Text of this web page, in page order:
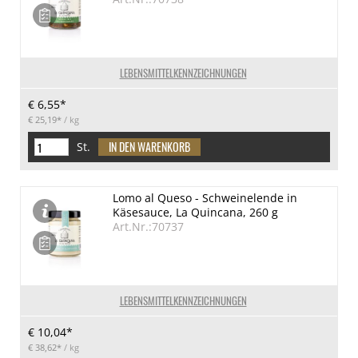
LEBENSMITTELKENNZEICHNUNGEN
€ 6,55*
€ 25,19* / kg
St.
LEBENSMITTELKENNZEICHNUNGEN
Lomo al Queso - Schweinelende in
Käsesauce, La Quincana, 260 g
Art.Nr.:70737
€ 10,04*
€ 38,62* / kg